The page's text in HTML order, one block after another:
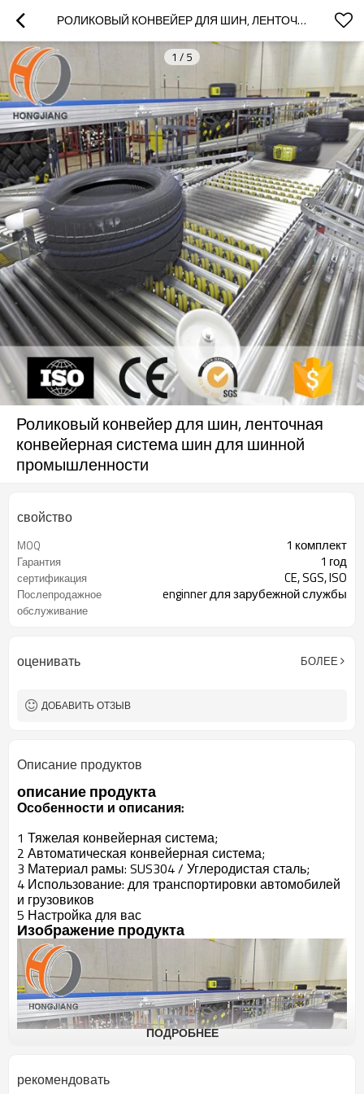
РОЛИКОВЫЙ КОНВЕЙЕР ДЛЯ ШИН, ЛЕНТОЧНАЯ КОНВЕЙЕРНАЯ СИСТЕМА ШИН ДЛЯ ШИННОЙ ПРОМЫШЛЕННОСТИ
1 / 5
Роликовый конвейер для шин, ленточная
конвейерная система шин для шинной
промышленности
свойство
MOQ 1 комплект
Гарантия 1 год
сертификация CE, SGS, ISO
Послепродажное
обслуживание
enginner для зарубежной службы
оценивать БОЛЕЕ
ДОБАВИТЬ ОТЗЫВ
Описание продуктов
описание продукта
Особенности и описания:
1 Тяжелая конвейерная система;
2 Автоматическая конвейерная система;
3 Материал рамы: SUS304 / Углеродистая сталь;
4 Использование: для транспортировки автомобилей
и грузовиков
5 Настройка для вас
Изображение продукта
ПОДРОБНЕЕ
рекомендовать